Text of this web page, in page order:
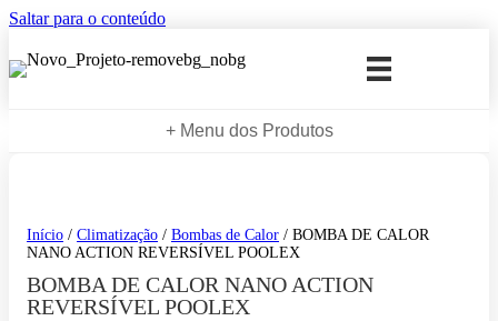
Saltar para o conteúdo
+ Menu dos Produtos
Início / Climatização / Bombas de Calor / BOMBA DE CALOR
NANO ACTION REVERSÍVEL POOLEX
BOMBA DE CALOR NANO ACTION
REVERSÍVEL POOLEX